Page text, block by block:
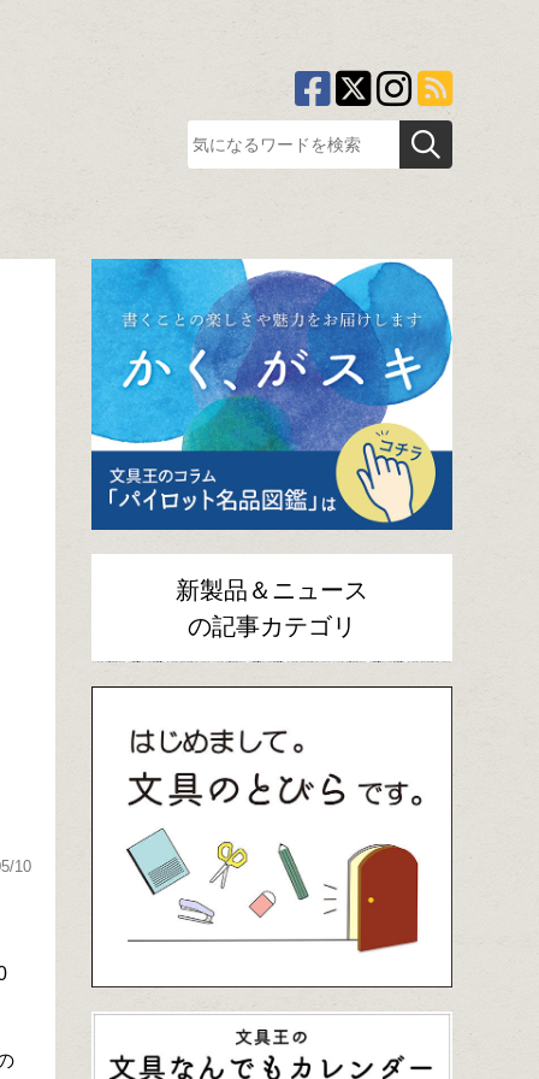
10
新製品＆ニュース
の記事カテゴリ